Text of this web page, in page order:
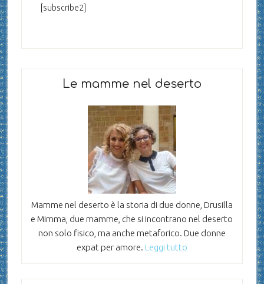
[subscribe2]
Le mamme nel deserto
Mamme nel deserto è la storia di due donne, Drusilla
e Mimma, due mamme, che si incontrano nel deserto
non solo fisico, ma anche metaforico. Due donne
expat per amore. Leggi tutto